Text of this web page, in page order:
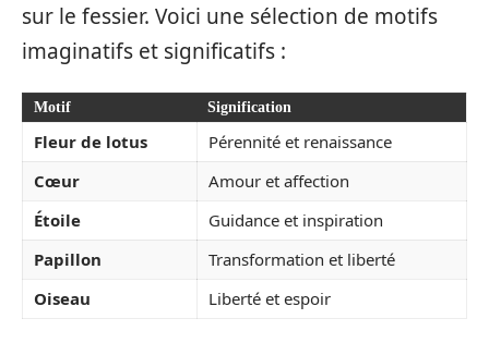
sur le fessier. Voici une sélection de motifs
imaginatifs et significatifs :
Motif Signification
Fleur de lotus
Pérennité et renaissance
Cœur
Amour et affection
Étoile
Guidance et inspiration
Papillon
Transformation et liberté
Oiseau
Liberté et espoir